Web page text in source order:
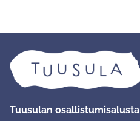
Tuusulan osallistumisalusta